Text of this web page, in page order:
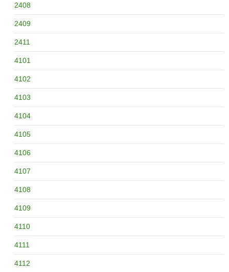
2408
2409
2411
4101
4102
4103
4104
4105
4106
4107
4108
4109
4110
4111
4112